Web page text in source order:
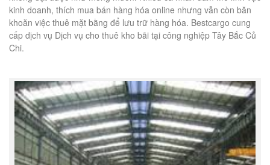
kinh doanh, thích mua bán hàng hóa online nhưng vẫn còn băn
khoăn việc thuê mặt bằng để lưu trữ hàng hóa. Bestcargo cung
cấp dịch vụ Dịch vụ cho thuê kho bãi tại công nghiệp Tây Bắc Củ
Chi.